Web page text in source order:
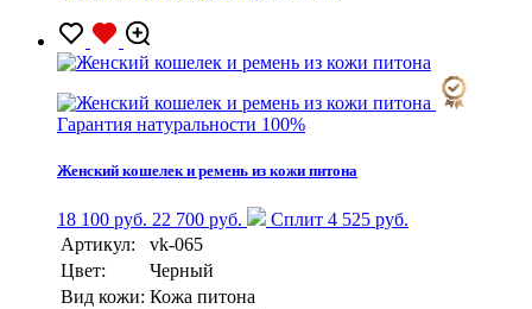
Гарантия натуральности 100%
Женский кошелек и ремень из кожи питона
18 100 руб. 22 700 руб.
Сплит 4 525 руб.
Артикул:
vk-065
Цвет:
Черный
Вид кожи: Кожа питона